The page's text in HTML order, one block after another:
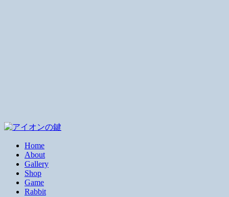
Home
About
Gallery
Shop
Game
Rabbit